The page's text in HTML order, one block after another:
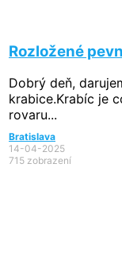
Rozložené
Dobrý deň,
krabice.Krabíc je
rovaru...
Bratislava
14-04-2025
715 zobrazení